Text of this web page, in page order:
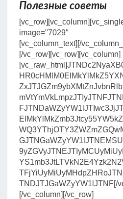
Полезные советы
image="7029″
[vc_column_text][/
[/vc_row][vc_row][vc_column]
TNDJTJGaWZyYW1lJTNF[/
[/vc_column][/vc_row]